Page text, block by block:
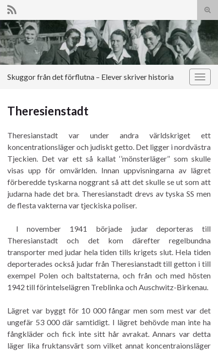
Slå
på/
Search for:
Slå
Skuggor från det förflutna – Elever skriver historia
Theresienstadt
Theresianstadt var under andra världskriget ett
koncentrationsläger och judiskt getto. Det ligger i nordvästra
Tjeckien. Det var ett så kallat ‘’mönsterläger’’ som skulle
visas upp för omvärlden. Innan uppvisningarna av lägret
förberedde tyskarna noggrant så att det skulle se ut som att
judarna hade det bra. Theresianstadt drevs av tyska SS men
de flesta vakterna var tjeckiska poliser.
I november 1941 började judar deporteras till
Theresianstadt och det kom därefter regelbundna
transporter med judar hela tiden tills krigets slut. Hela tiden
deporterades också judar från Theresianstadt till getton i till
exempel Polen och baltstaterna, och från och med hösten
1942 till förintelselägren Treblinka och Auschwitz-Birkenau.
Lägret var byggt för 10 000 fångar men som mest var det
ungefär 53 000 där samtidigt. I lägret behövde man inte ha
fångkläder och fick inte sitt hår avrakat. Annars var detta
läger lika fruktansvärt som vilket annat koncentraionsläger